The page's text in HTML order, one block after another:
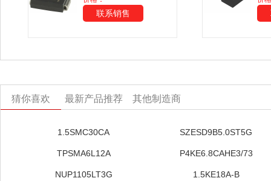
联系销售
猜你喜欢 最新产品推荐 其他制造商
1.5SMC30CA SZESD9B5.0ST5G
TPSMA6L12A P4KE6.8CAHE3/73
NUP1105LT3G 1.5KE18A-B